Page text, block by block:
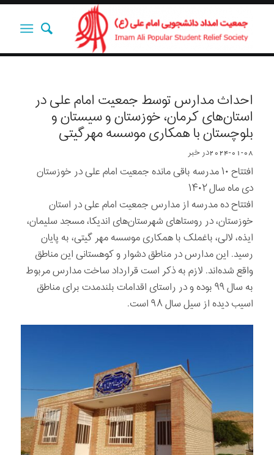
احداث مدارس توسط جمعیت امام علی در
استان‌های کرمان، خوزستان و سیستان و
بلوچستان با همکاری موسسه مهرگیتی
2024-01-08درخبر
افتتاح ۱۰ مدرسه باقی مانده جمعیت امام علی در خوزستان
دی ماه سال ۱۴۰۲
افتتاح ده مدرسه از مدارس جمعیت امام علی در استان
خوزستان، در روستاهای شهرستان‌های اندیکا، مسجد سلیمان،
ایذه، لالی، باغملک با همکاری موسسه مهر گیتی، به پایان
رسید. این مدارس در مناطق دشوار و کوهستانی این مناطق
واقع شده‌اند. لازم به ذکر است قرارداد ساخت مدارس مربوط
به سال ۹۹ بوده و در راستای اقدامات بلند‌مدت برای مناطق
اسیب دیده از سیل سال ۹۸ است‌.